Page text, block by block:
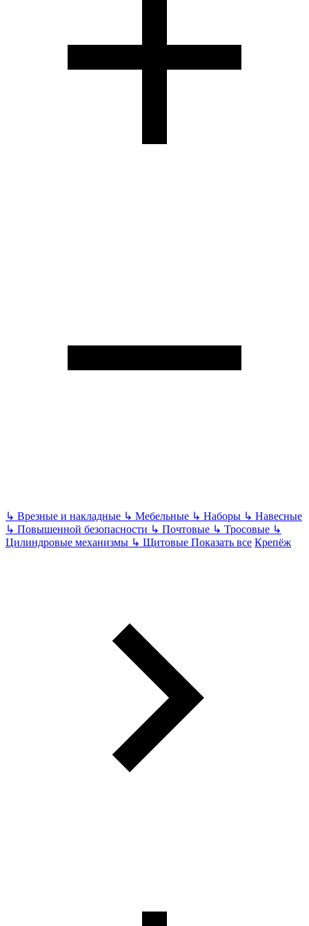
↳ Врезные и накладные ↳ Мебельные ↳ Наборы ↳ Навесные
↳ Повышенной безопасности ↳ Почтовые ↳ Тросовые ↳
Цилиндровые механизмы ↳ Щитовые Показать все Крепёж